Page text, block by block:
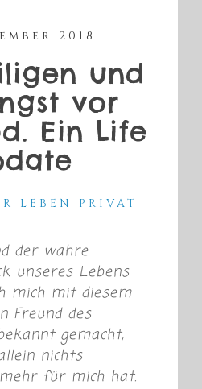
2018
und
vor
Ein Life
LEBEN PRIVAT
der wahre
unseres Lebens
mich mit diesem
Freund des
gemacht,
nichts
für mich hat.